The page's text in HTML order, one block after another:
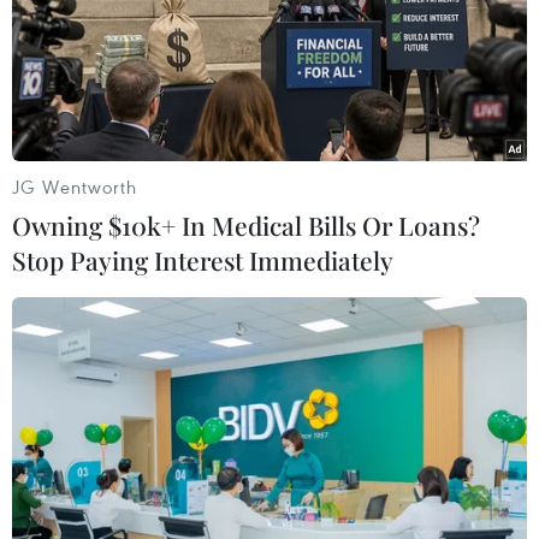
TIN LIÊN QUAN
Cần tịch thu xe chở quá tải nhiều để đủ
JG Wentworth
Owning $10k+ In Medical Bills Or Loans?
Stop Paying Interest Immediately